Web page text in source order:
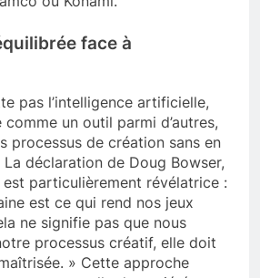
face à
pas l’intelligence artificielle,
un outil parmi d’autres,
processus de création sans en
déclaration de Doug Bowser,
particulièrement révélatrice :
est ce qui rend nos jeux
ne signifie pas que nous
processus créatif, elle doit
» Cette approche